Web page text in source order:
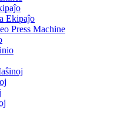
Ekipaĵo
Press Machine